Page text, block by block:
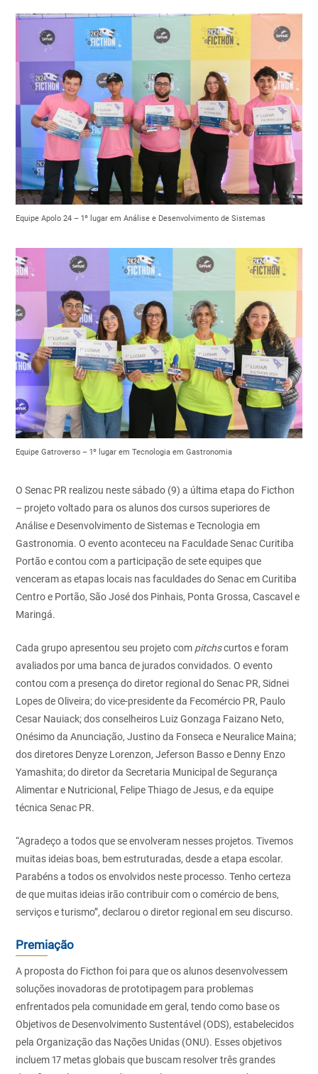
Equipe Apolo 24 – 1º lugar em Análise e Desenvolvimento de Sistemas
Equipe Gatroverso – 1º lugar em Tecnologia em Gastronomia
O Senac PR realizou neste sábado (9) a última etapa do Ficthon
– projeto voltado para os alunos dos cursos superiores de
Análise e Desenvolvimento de Sistemas e Tecnologia em
Gastronomia. O evento aconteceu na Faculdade Senac Curitiba
Portão e contou com a participação de sete equipes que
venceram as etapas locais nas faculdades do Senac em Curitiba
Centro e Portão, São José dos Pinhais, Ponta Grossa, Cascavel e
Maringá.
Cada grupo apresentou seu projeto com pitchscurtos e foram
avaliados por uma banca de jurados convidados. O evento
contou com a presença do diretor regional do Senac PR, Sidnei
Lopes de Oliveira; do vice-presidente da Fecomércio PR, Paulo
Cesar Nauiack; dos conselheiros Luiz Gonzaga Faizano Neto,
Onésimo da Anunciação, Justino da Fonseca e Neuralice Maina;
dos diretores Denyze Lorenzon, Jeferson Basso e Denny Enzo
Yamashita; dodiretor da Secretaria Municipal de Segurança
Alimentar e Nutricional, Felipe Thiago de Jesus, e da equipe
técnica Senac PR.
“Agradeço a todos que se envolveram nesses projetos. Tivemos
muitas ideias boas, bem estruturadas, desde a etapa escolar.
Parabéns a todos os envolvidos neste processo. Tenho certeza
de que muitas ideias irão contribuir com o comércio de bens,
serviços e turismo”, declarou o diretor regional em seu discurso.
Premiação
A proposta do Ficthon foi para que os alunos desenvolvessem
soluções inovadoras de prototipagem para problemas
enfrentados pela comunidade em geral, tendo como base os
Objetivos de Desenvolvimento Sustentável (ODS), estabelecidos
pela Organização das Nações Unidas (ONU). Esses objetivos
incluem 17 metas globais que buscam resolver três grandes